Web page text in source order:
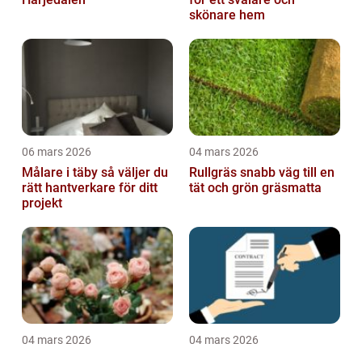
skönare hem
06 mars 2026
Målare i täby så väljer du
rätt hantverkare för ditt
projekt
04 mars 2026
Rullgräs snabb väg till en
tät och grön gräsmatta
04 mars 2026 04 mars 2026